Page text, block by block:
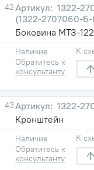
42
1322-
(1322-2707060-
Боковина МТЗ-
Наличие
Обратитесь к
консультанту
К
43
1322-
Кронштейн
Наличие
Обратитесь к
консультанту
К